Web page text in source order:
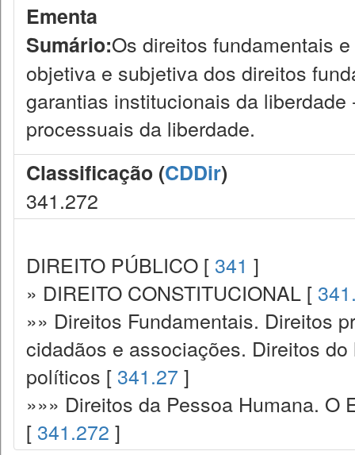
Ementa
Sumário:Os direitos fundamentais
objetiva e subjetiva dos direitos
garantias institucionais da
processuais da liberdade.
Classificação (CDDir)
341.272
DIREITO PÚBLICO [ 341 ]
» DIREITO CONSTITUCIONAL [
»» Direitos Fundamentais. Direitos
cidadãos e associações. Direitos
políticos [ 341.27 ]
»»» Direitos da Pessoa Humana.
[ 341.272 ]